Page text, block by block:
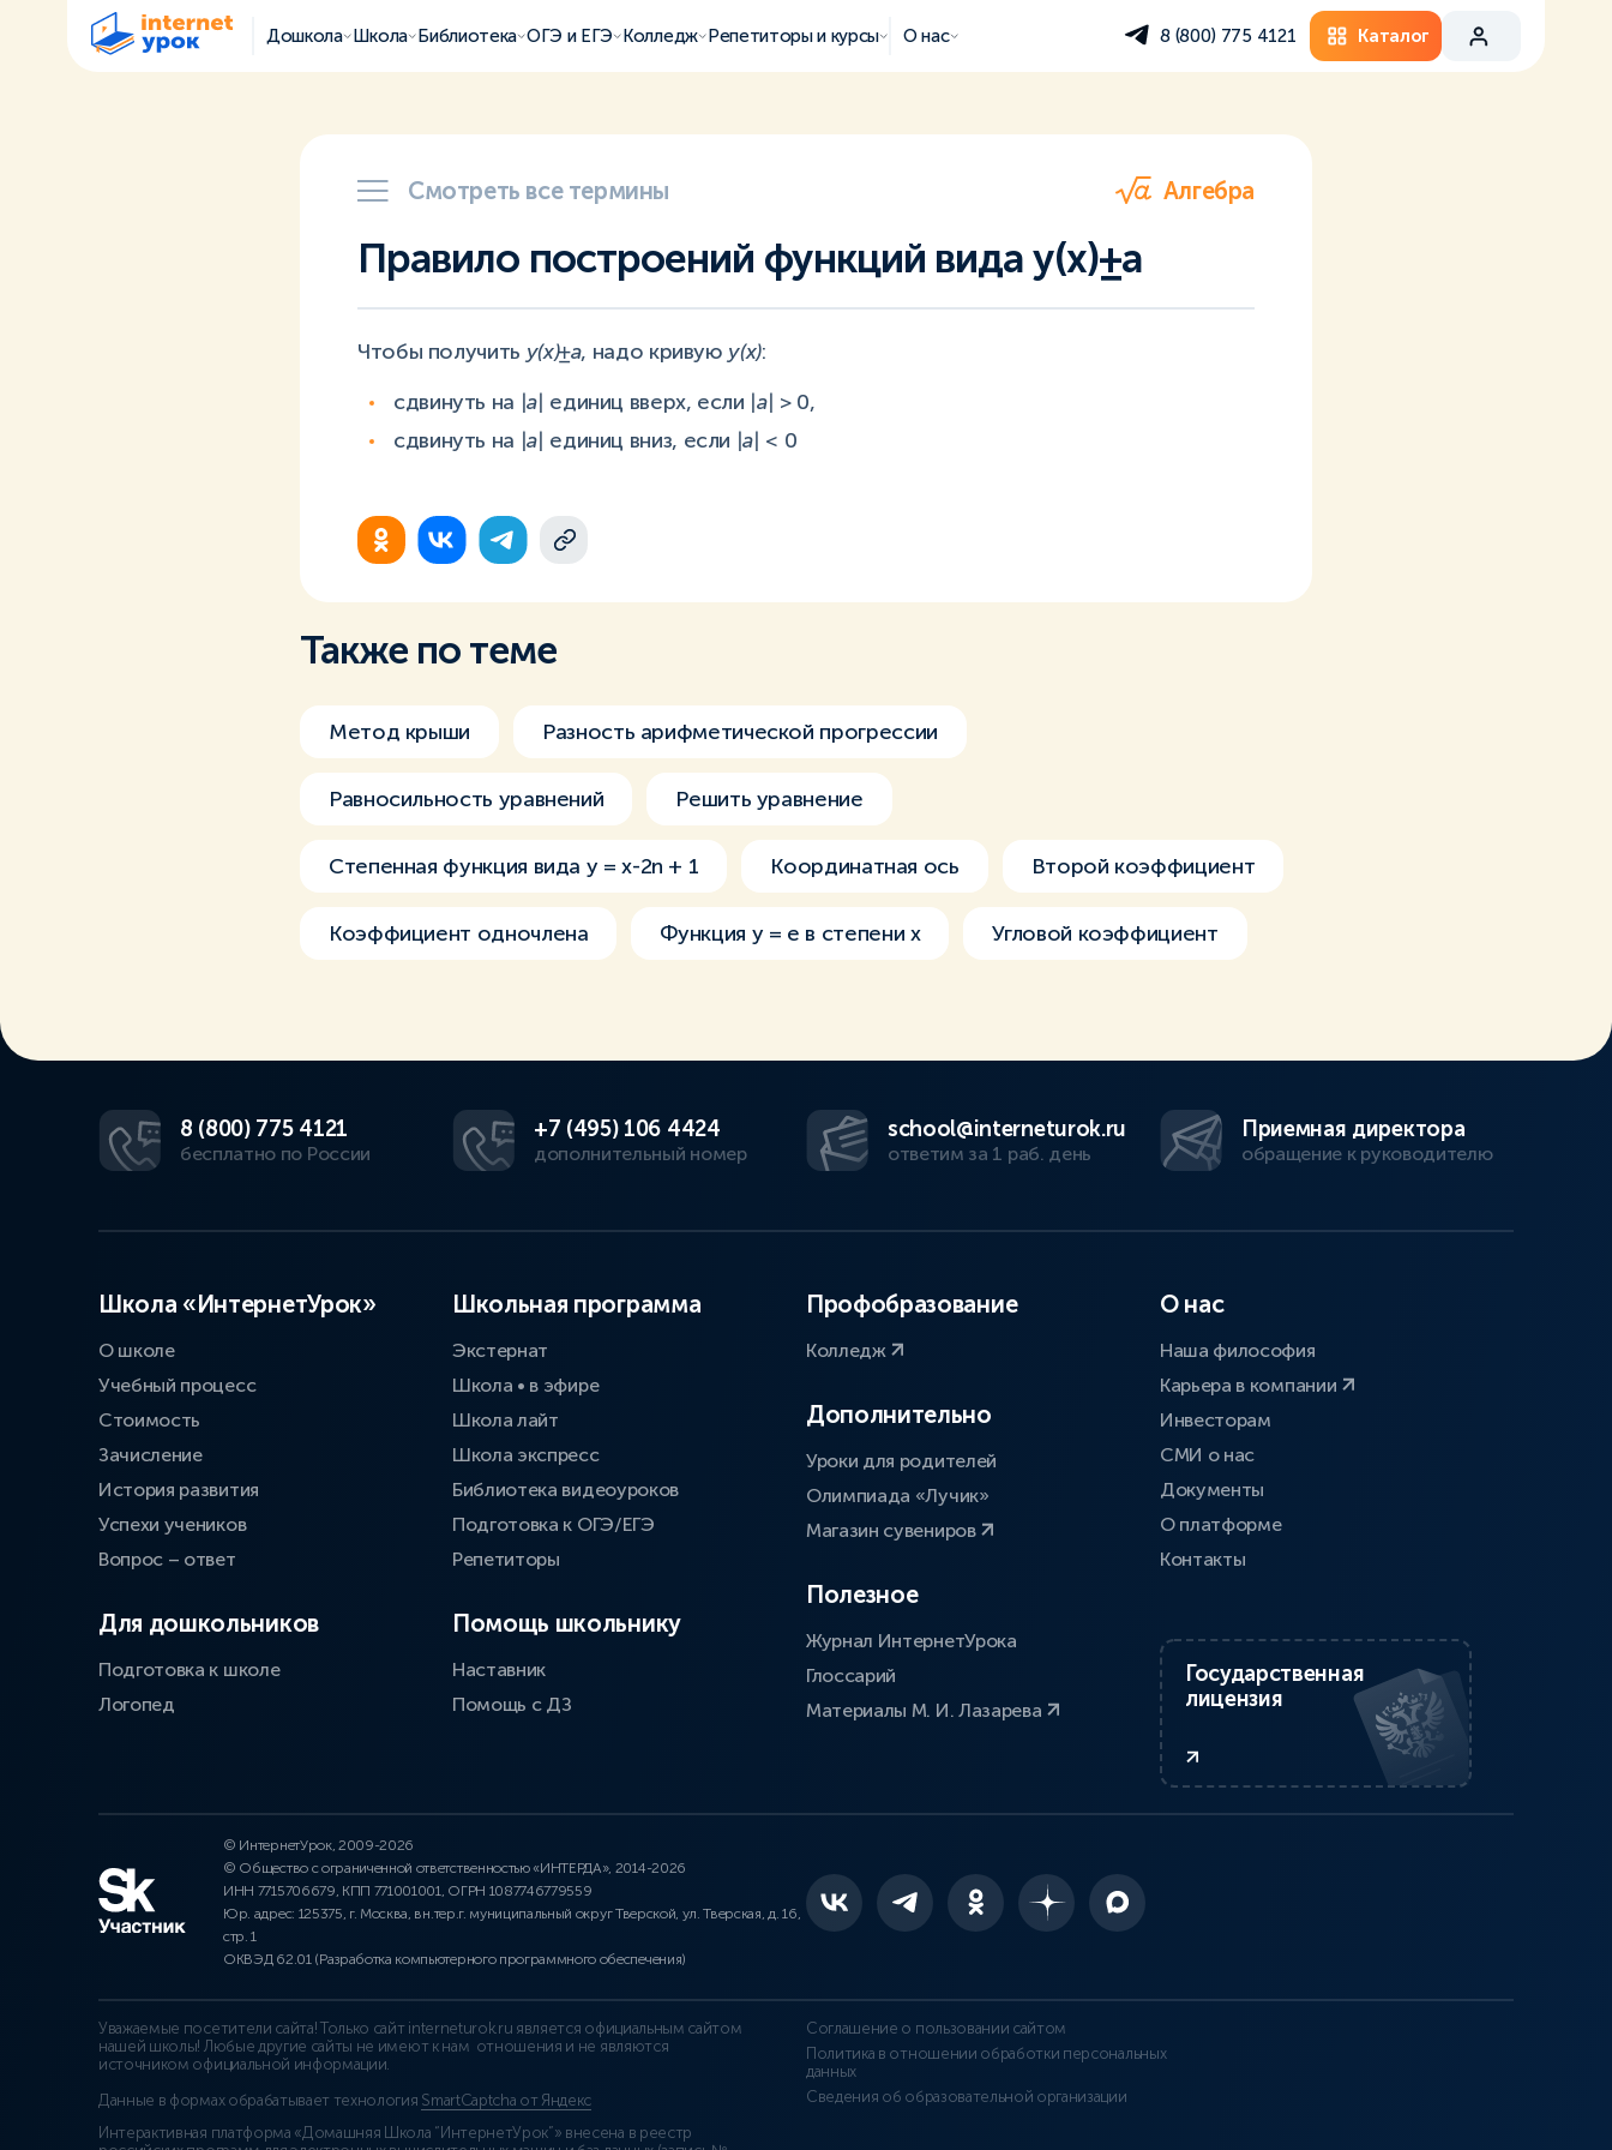
Дошкола Школа Библиотека ОГЭ и ЕГЭ Колледж Репетиторы и курсы О нас 8 (800) 775 4121 Каталог
Смотреть все термины Алгебра
Правило построений функций вида y(x)±a
Чтобы получить y(x)±a, надо кривую y(x):
сдвинуть на |a| единиц вверх, если |a| > 0,
сдвинуть на |a| единиц вниз, если |a| < 0
Также по теме
Метод крыши Разность арифметической прогрессии
Равносильность уравнений Решить уравнение
Степенная функция вида y = x-2n + 1 Координатная ось Второй коэффициент
Коэффициент одночлена Функция y = e в степени x Угловой коэффициент
8 (800) 775 4121
бесплатно по России
+7 (495) 106 4424
дополнительный номер
school@interneturok.ru
ответим за 1 раб. день
Приемная директора
обращение к руководителю
Школа «ИнтернетУрок»
О школе
Учебный процесс
Стоимость
Зачисление
История развития
Успехи учеников
Вопрос – ответ
Для дошкольников
Подготовка к школе
Логопед
Школьная программа
Экстернат
Школа • в эфире
Школа лайт
Школа экспресс
Библиотека видеоуроков
Подготовка к ОГЭ/ЕГЭ
Репетиторы
Помощь школьнику
Наставник
Помощь с ДЗ
Профобразование
Колледж
Дополнительно
Уроки для родителей
Олимпиада «Лучик»
Магазин сувениров
Полезное
Журнал ИнтернетУрока
Глоссарий
Материалы М. И. Лазарева
О нас
Наша философия
Карьера в компании
Инвесторам
СМИ о нас
Документы
О платформе
Контакты
Государственная
лицензия
© ИнтернетУрок, 2009-2026
© Общество с ограниченной ответственностью «ИНТЕРДА», 2014-2026
ИНН 7715706679, КПП 771001001, ОГРН 1087746779559
Юр. адрес: 125375, г. Москва, вн.тер.г. муниципальный округ Тверской, ул. Тверская, д. 16,
стр. 1
ОКВЭД 62.01 (Разработка компьютерного программного обеспечения)
Уважаемые посетители сайта! Только сайт interneturok.ru является официальным сайтом
нашей школы! Любые другие сайты не имеют к нам отношения и не являются
источником официальной информации.
Данные в формах обрабатывает технология SmartCaptcha от Яндекс
Интерактивная платформа «Домашняя Школа “ИнтернетУрок”» внесена в реестр
Соглашение о пользовании сайтом
Политика в отношении обработки персональных
данных
Сведения об образовательной организации